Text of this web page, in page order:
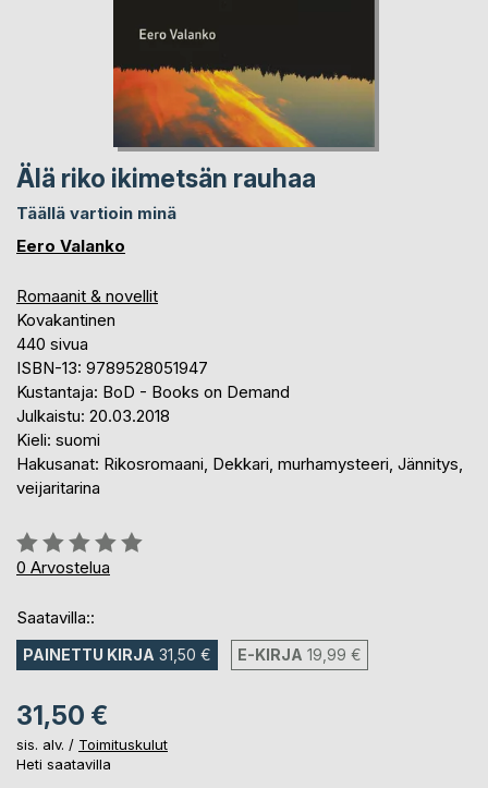
Älä riko ikimetsän rauhaa
Täällä vartioin minä
Eero Valanko
Romaanit & novellit
Kovakantinen
440 sivua
ISBN-13: 9789528051947
Kustantaja: BoD - Books on Demand
Julkaistu: 20.03.2018
Kieli: suomi
Hakusanat: Rikosromaani, Dekkari, murhamysteeri, Jännitys,
veijaritarina
Arvostelu::
0%
0 Arvostelua
Saatavilla::
PAINETTU KIRJA 31,50 € E-KIRJA 19,99 €
31,50 €
sis. alv. / Toimituskulut
Heti saatavilla